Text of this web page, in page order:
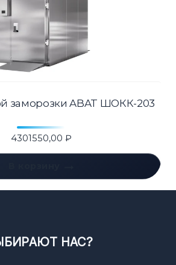
заморозки ABAT ШОКК-203
4301550,00 ₽
НАС?